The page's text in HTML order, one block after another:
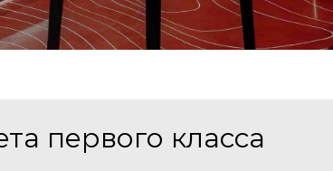
первого класса